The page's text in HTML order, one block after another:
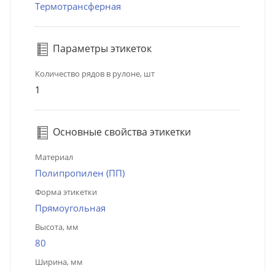
Термотрансферная
Параметры этикеток
Количество рядов в рулоне, шт
1
Основные свойства этикетки
Материал
Полипропилен (ПП)
Форма этикетки
Прямоугольная
Высота, мм
80
Ширина, мм